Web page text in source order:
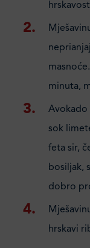
minuta,
Avokado
sok
feta sir,
bosiljak,
dobro
hrskavi